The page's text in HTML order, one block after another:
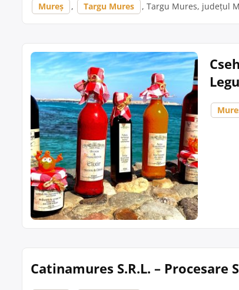
Mureș , Targu Mures , Targu Mures, județul
Catinamures S.R.L. – Procesare